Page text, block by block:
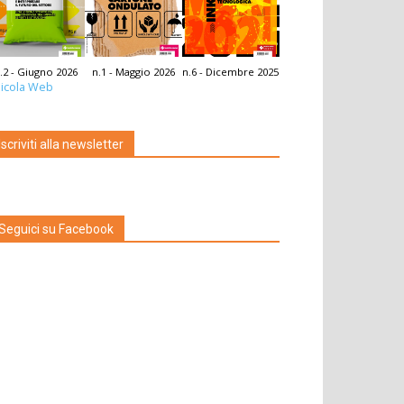
- Giugno 2026 n.1 - Maggio 2026 n.6 - Dicembre 2025
Web
alla newsletter
su Facebook